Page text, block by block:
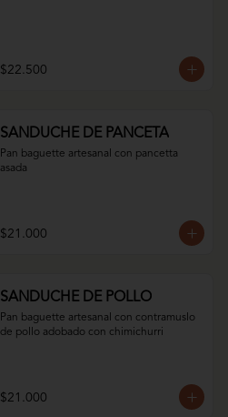
$22.500
SANDUCHE DE PANCETA
Pan baguette artesanal con pancetta
asada
$21.000
SANDUCHE DE POLLO
Pan baguette artesanal con contramuslo
de pollo adobado con chimichurri
$21.000